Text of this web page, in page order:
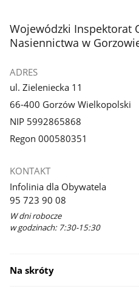
stopka
Wojewódzki Inspektorat
Nasiennictwa w
ADRES
ul. Zieleniecka 11
66-400 Gorzów Wielkopolski
NIP 5992865868
Regon 000580351
KONTAKT
Infolinia dla Obywatela
95 723 90 08
W dni robocze
w godzinach: 7:30-15:30
Na skróty